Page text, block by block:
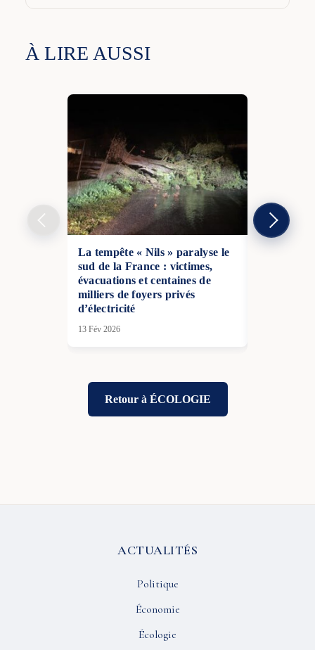
À LIRE AUSSI
La tempête « Nils » paralyse le
sud de la France : victimes,
évacuations et centaines de
milliers de foyers privés
d’électricité
13 Fév 2026
Retour à ÉCOLOGIE
ACTUALITÉS
Politique
Économie
Écologie